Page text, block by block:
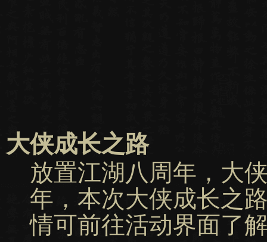
大侠成长之路
放置江湖八周年，大
年，本次大侠成长之
情可前往活动界面了